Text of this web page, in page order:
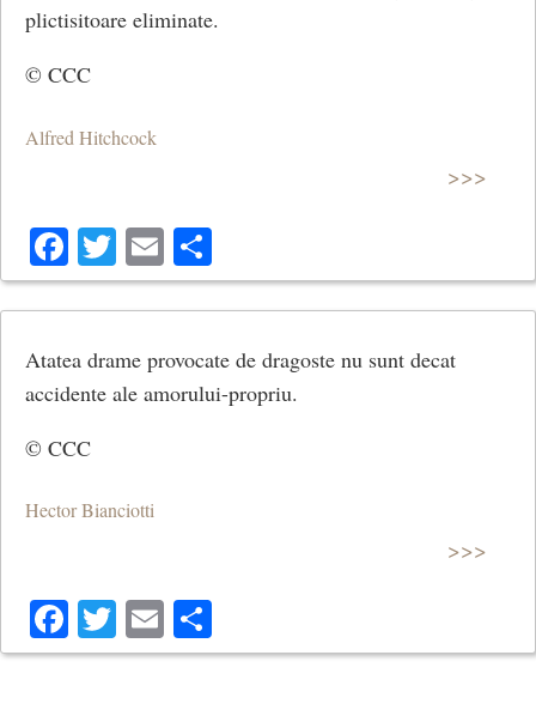
plictisitoare eliminate.
© CCC
Alfred Hitchcock
>>>
Facebook
Twitter
Email
Atatea drame provocate de dragoste nu sunt decat
accidente ale amorului-propriu.
© CCC
Hector Bianciotti
>>>
Facebook
Twitter
Email